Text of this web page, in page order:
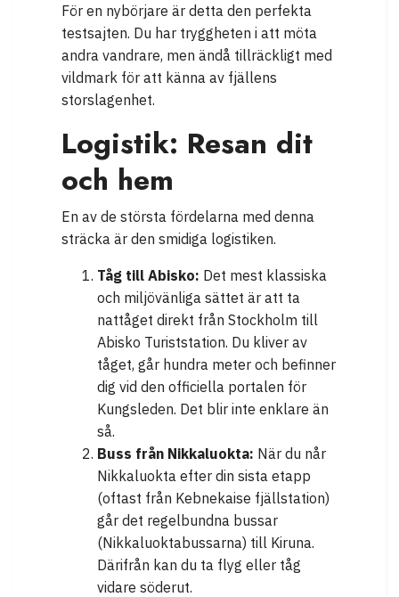
För en nybörjare är detta den perfekta
testsajten. Du har tryggheten i att möta
andra vandrare, men ändå tillräckligt med
vildmark för att känna av fjällens
storslagenhet.
Logistik: Resan dit
och hem
En av de största fördelarna med denna
sträcka är den smidiga logistiken.
Tåg till Abisko: Det mest klassiska
och miljövänliga sättet är att ta
nattåget direkt från Stockholm till
Abisko Turiststation. Du kliver av
tåget, går hundra meter och befinner
dig vid den officiella portalen för
Kungsleden. Det blir inte enklare än
så.
Buss från Nikkaluokta: När du når
Nikkaluokta efter din sista etapp
(oftast från Kebnekaise fjällstation)
går det regelbundna bussar
(Nikkaluoktabussarna) till Kiruna.
Därifrån kan du ta flyg eller tåg
vidare söderut.